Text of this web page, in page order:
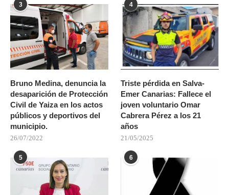
3
Bruno Medina, denuncia la
desaparición de Protección
Civil de Yaiza en los actos
públicos y deportivos del
municipio.
26/07/2022
4
Triste pérdida en Salva-
Emer Canarias: Fallece el
joven voluntario Omar
Cabrera Pérez a los 21
años
21/05/2025
5 6